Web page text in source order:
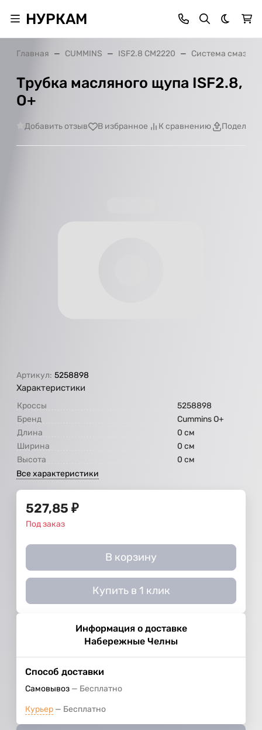
НУРКАМ Темная
Главная CUMMINS ISF2.8 CM2220 Система смазки
Трубка масляного щупа ISF2.8,
О+
Добавить отзыв В избранное К сравнению
Артикул: 5258898
Характеристики
Кроссы
5258898
Бренд
Cummins O+
Длина
0 см
Ширина
0 см
Высота
0 см
Все характеристики
527,85 ₽
Под заказ
В корзину
Купить в 1 клик
Информация о доставке
Набережные Челны
Способ доставки
Самовывоз Бесплатно
Курьер Бесплатно